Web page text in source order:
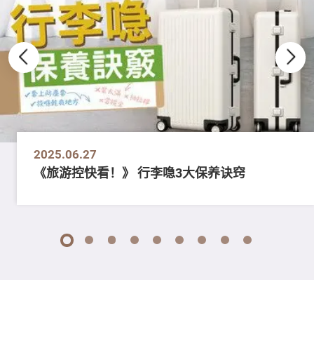
2025.06.27
《旅游控快看！》 行李喼3大保养诀窍
1 2 3 4 5 6 7 8 9